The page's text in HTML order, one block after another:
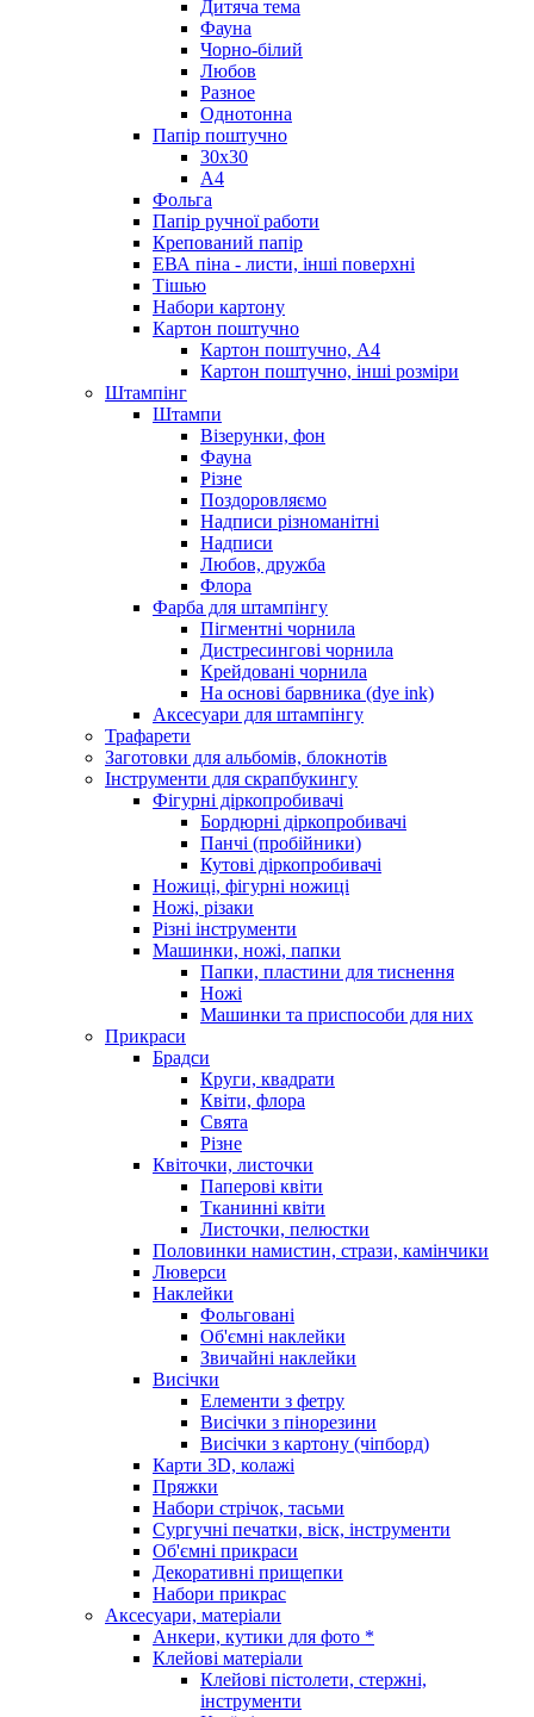
Дитяча тема
Фауна
Чорно-білий
Любов
Разное
Однотонна
Папір поштучно
30х30
А4
Фольга
Папір ручної работи
Крепований папір
ЕВА піна - листи, інші поверхні
Тішью
Набори картону
Картон поштучно
Картон поштучно, А4
Картон поштучно, інші розміри
Штампінг
Штампи
Візерунки, фон
Фауна
Різне
Поздоровляємо
Надписи різноманітні
Надписи
Любов, дружба
Флора
Фарба для штампінгу
Пігментні чорнила
Дистресингові чорнила
Крейдовані чорнила
На основі барвника (dye ink)
Аксесуари для штампінгу
Трафарети
Заготовки для альбомів, блокнотів
Інструменти для скрапбукингу
Фігурні діркопробивачі
Бордюрні діркопробивачі
Панчі (пробійники)
Кутові діркопробивачі
Ножиці, фігурні ножиці
Ножі, різаки
Різні інструменти
Машинки, ножі, папки
Папки, пластини для тиснення
Ножі
Машинки та приспособи для них
Прикраси
Брадси
Круги, квадрати
Квіти, флора
Свята
Різне
Квіточки, листочки
Паперові квіти
Тканинні квіти
Листочки, пелюстки
Половинки намистин, стрази, камінчики
Люверси
Наклейки
Фольговані
Об'ємні наклейки
Звичайні наклейки
Висічки
Елементи з фетру
Висічки з пінорезини
Висічки з картону (чіпборд)
Карти 3D, колажі
Пряжки
Набори стрічок, тасьми
Сургучні печатки, віск, інструменти
Об'ємні прикраси
Декоративні прищепки
Набори прикрас
Аксесуари, матеріали
Анкери, кутики для фото *
Клейові матеріали
Клейові пістолети, стержні,
інструменти